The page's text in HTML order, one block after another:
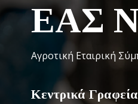
ΕΑΣ
Αγροτική Εταιρική
Κεντρικά Γραφεία